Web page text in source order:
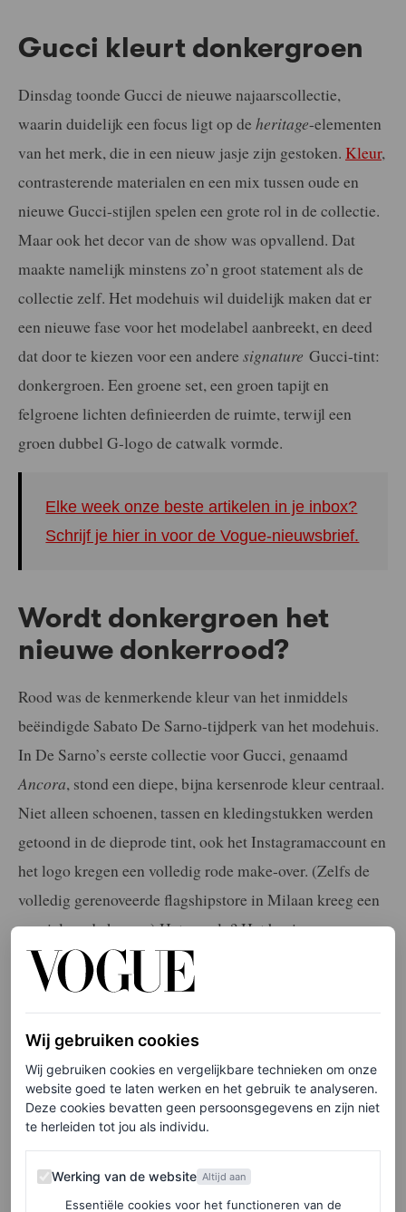
Gucci kleurt donkergroen
Dinsdag toonde Gucci de nieuwe najaarscollectie,
waarin duidelijk een focus ligt op de heritage-elementen
van het merk, die in een nieuw jasje zijn gestoken. Kleur,
contrasterende materialen en een mix tussen oude en
nieuwe Gucci-stijlen spelen een grote rol in de collectie.
Maar ook het decor van de show was opvallend. Dat
maakte namelijk minstens zo’n groot statement als de
collectie zelf. Het modehuis wil duidelijk maken dat er
een nieuwe fase voor het modelabel aanbreekt, en deed
dat door te kiezen voor een andere signature Gucci-tint:
donkergroen. Een groene set, een groen tapijt en
felgroene lichten definieerden de ruimte, terwijl een
groen dubbel G-logo de catwalk vormde.
Elke week onze beste artikelen in je inbox?
Schrijf je hier in voor de Vogue-nieuwsbrief.
Wordt donkergroen het
nieuwe donkerrood?
Rood was de kenmerkende kleur van het inmiddels
beëindigde Sabato De Sarno-tijdperk van het modehuis.
In De Sarno’s eerste collectie voor Gucci, genaamd
Ancora, stond een diepe, bijna kersenrode kleur centraal.
Niet alleen schoenen, tassen en kledingstukken werden
getoond in de dieprode tint, ook het Instagramaccount en
het logo kregen een volledig rode make-over. (Zelfs de
volledig gerenoveerde flagshipstore in Milaan kreeg een
speciale rode kamer.) Het gevolg? Het begin van een
nieuwe kleurentrend, die zelfs de naam
kreeg.
De tekst gaat verder onder de afbeelding.
Wij gebruiken cookies
Wij gebruiken cookies en vergelijkbare technieken om onze
website goed te laten werken en het gebruik te analyseren.
Deze cookies bevatten geen persoonsgegevens en zijn niet
te herleiden tot jou als individu.
Werking van de website
Werking van de website Altijd aan
Essentiële cookies voor het functioneren van de